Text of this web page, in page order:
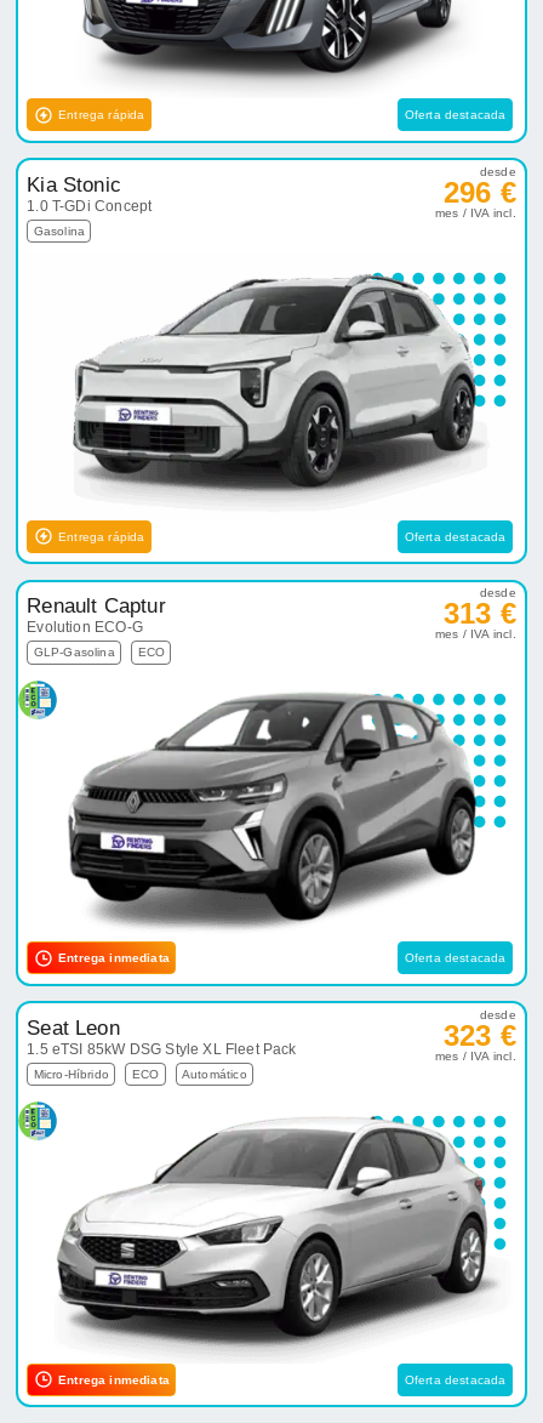
Entrega rápida Oferta destacada
Kia Stonic
1.0 T-GDi Concept
Gasolina
desde
296 €
mes / IVA incl.
Entrega rápida Oferta destacada
Renault Captur
Evolution ECO-G
GLP-Gasolina ECO
desde
313 €
mes / IVA incl.
Entrega inmediata Oferta destacada
Seat Leon
1.5 eTSI 85kW DSG Style XL Fleet Pack
Micro-Híbrido ECO Automático
desde
323 €
mes / IVA incl.
Entrega inmediata Oferta destacada